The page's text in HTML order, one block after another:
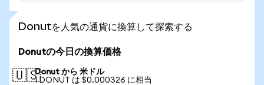
Donutを人気の通貨に換算して探索する
Donutの今日の換算価格
🇺🇸Donut から 米ドル
1 DONUT は $0.000326 に相当